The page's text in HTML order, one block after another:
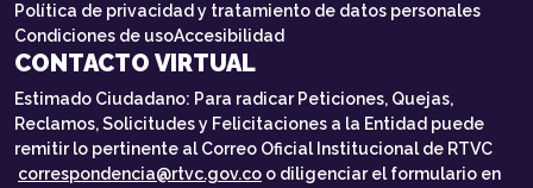
Política de privacidad y tratamiento de datos personales
Condiciones de usoAccesibilidad
CONTACTO VIRTUAL
Estimado Ciudadano: Para radicar Peticiones, Quejas,
Reclamos, Solicitudes y Felicitaciones a la Entidad puede
remitir lo pertinente al Correo Oficial Institucional de RTVC
correspondencia@rtvc.gov.co o diligenciar el formulario en